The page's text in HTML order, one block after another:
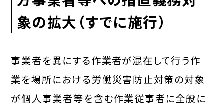
象の拡大 （すでに施行）
事業者を異にする作業者が混在して行う作
業を場所における労働災害防止対策の対象
が個人事業者等を含む作業従事者に全般に